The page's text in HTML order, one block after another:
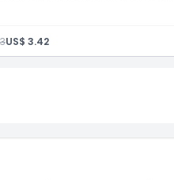
d'oiseaux en direct
interactives
d'Instagram au Coin Guyu-Guyu
US$ 3.42